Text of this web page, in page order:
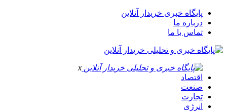
پایگاه خبری خریدار آنلاین
درباره ما
تماس با ما
x
اقتصاد
صنعت
تجارت
انرژی